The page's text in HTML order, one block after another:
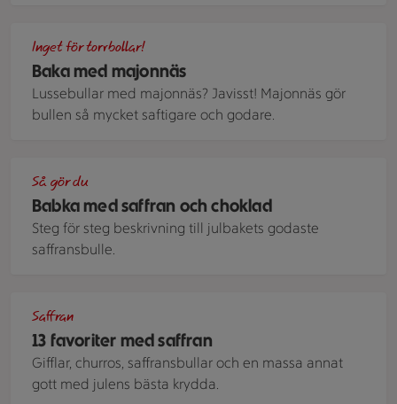
Baka med majonnäs
Inget för torrbollar!
Lussebullar med majonnäs? Javisst! Majonnäs gör
bullen så mycket saftigare och godare.
Babka med saffran och choklad
Så gör du
Steg för steg beskrivning till julbakets godaste
saffransbulle.
13 favoriter med saffran
Saffran
Gifflar, churros, saffransbullar och en massa annat
gott med julens bästa krydda.